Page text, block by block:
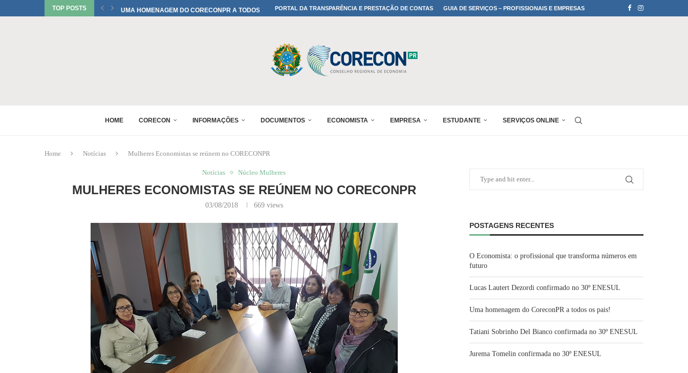
TOP POSTS UMA HOMENAGEM DO CORECONPR A TODOS OS PAIS!PORTAL DA TRANSPARÊNCIA E PRESTAÇÃO DE CONTAS GUIA DE SERVIÇOS – PROFISSIONAIS E EMPRESAS
HOME CORECON INFORMAÇÕES DOCUMENTOS ECONOMISTA EMPRESA ESTUDANTE SERVIÇOS ONLINE
Home Notícias Mulheres Economistas se reúnem no CORECONPR
Notícias Núcleo Mulheres
MULHERES ECONOMISTAS SE REÚNEM NO CORECONPR
03/08/2018 669views
POSTAGENS RECENTES
O Economista: o profissional que transforma números em
futuro
Lucas Lautert Dezordi confirmado no 30º ENESUL
Uma homenagem do CoreconPR a todos os pais!
Tatiani Sobrinho Del Bianco confirmada no 30º ENESUL
Jurema Tomelin confirmada no 30º ENESUL